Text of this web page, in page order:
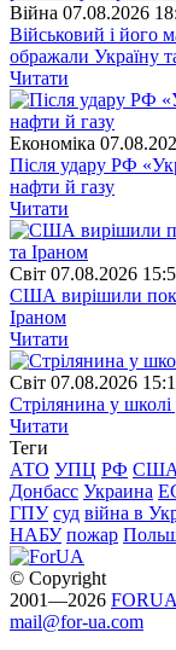
Війна 07.08.2026
Військовий і його
ображали Україну
Читати
Економіка
Після удару РФ
нафти й газу
Читати
Свiт 07.08.2026
США вирішили
Іраном
Читати
Свiт 07.08.2026
Стрілянина у школі
Читати
Теги
АТО УПЦ РФ США
Донбасс Украина
ГПУ суд війна в
НАБУ пожар
© Copyright
2001—2026 FORUA
mail@for-ua.com